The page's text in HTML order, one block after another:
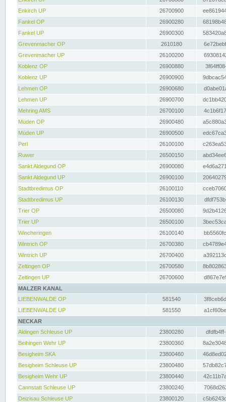
Enkirch UP
26700900
Fankel OP
26900280
Fankel UP
26900300
Grevenmacher OP
2610180
Grevenmacher UP
26100200
Koblenz OP
26900880
Koblenz UP
26900900
Lehmen OP
26900680
Lehmen UP
26900700
Mehring AMS
26700100
Müden OP
26900480
Müden UP
26900500
Perl
26100100
Ruwer
26500150
Sankt Aldegund OP
26900080
Sankt Aldegund UP
26900100
Stadtbredimus OP
26100110
Stadtbredimus UP
26100130
Trier OP
26500080
Trier UP
26500100
Wincheringen
26100140
Wintrich OP
26700380
Wintrich UP
26700400
Zeltingen OP
26700580
Zeltingen UP
26700600
MALZER KANAL
LIEBENWALDE OP
581540
LIEBENWALDE UP
581550
NECKAR
Aldingen Schleuse UP
23800280
Beihingen Wehr UP
23800360
Besigheim SKA
23800460
Besigheim Schleuse UP
23800480
Besigheim Wehr UP
23800440
Cannstatt Schleuse UP
23800240
Deizisau Schleuse UP
23800120